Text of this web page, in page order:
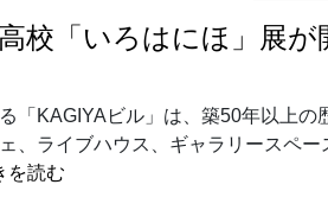
校「いろはにほ」展が
「KAGIYAビル」は、築50年以上の
、ライブハウス、ギャラリースペー
を読む “カギヤギャラリー｜浜松学